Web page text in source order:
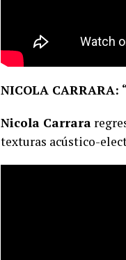
NICOLA
Nicola Carrara
texturas acústico-